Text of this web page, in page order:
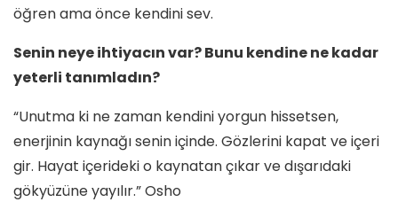
öğren ama önce kendini sev.
Senin neye ihtiyacın var? Bunu kendine ne kadar
yeterli tanımladın?
“Unutma ki ne zaman kendini yorgun hissetsen,
enerjinin kaynağı senin içinde. Gözlerini kapat ve içeri
gir. Hayat içerideki o kaynatan çıkar ve dışarıdaki
gökyüzüne yayılır.” Osho